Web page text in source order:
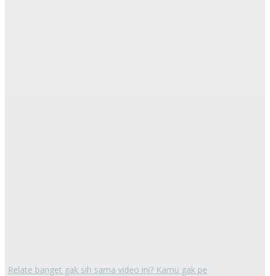
Relate banget gak sih sama video ini? Kamu gak pe